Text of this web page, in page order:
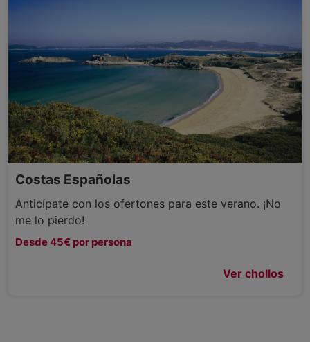
Costas Españolas
Anticípate con los ofertones para este verano. ¡No
me lo pierdo!
Desde 45€ por persona
Ver chollos